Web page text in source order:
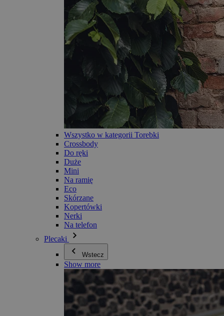
Wszystko w kategorii Torebki
Crossbody
Do ręki
Duże
Mini
Na ramię
Eco
Skórzane
Kopertówki
Nerki
Na telefon
Plecaki
Wstecz
Show more